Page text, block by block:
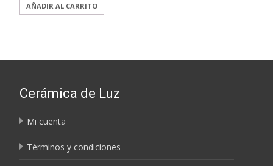
AÑADIR AL CARRITO
Cerámica de Luz
Mi cuenta
Términos y condiciones